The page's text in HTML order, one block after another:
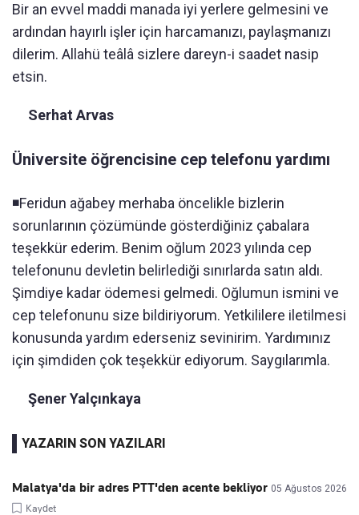
Bir an evvel maddi manada iyi yerlere gelmesini ve
ardından hayırlı işler için harcamanızı, paylaşmanızı
dilerim. Allahü teâlâ sizlere dareyn-i saadet nasip
etsin.
Serhat Arvas
Üniversite öğrencisine cep telefonu yardımı
◾️Feridun ağabey merhaba öncelikle bizlerin
sorunlarının çözümünde gösterdiğiniz çabalara
teşekkür ederim. Benim oğlum 2023 yılında cep
telefonunu devletin belirlediği sınırlarda satın aldı.
Şimdiye kadar ödemesi gelmedi. Oğlumun ismini ve
cep telefonunu size bildiriyorum. Yetkililere iletilmesi
konusunda yardım ederseniz sevinirim. Yardımınız
için şimdiden çok teşekkür ediyorum. Saygılarımla.
Şener Yalçınkaya
YAZARIN SON YAZILARI
Malatya'da bir adres PTT'den acente bekliyor 05 Ağustos 2026
Kaydet